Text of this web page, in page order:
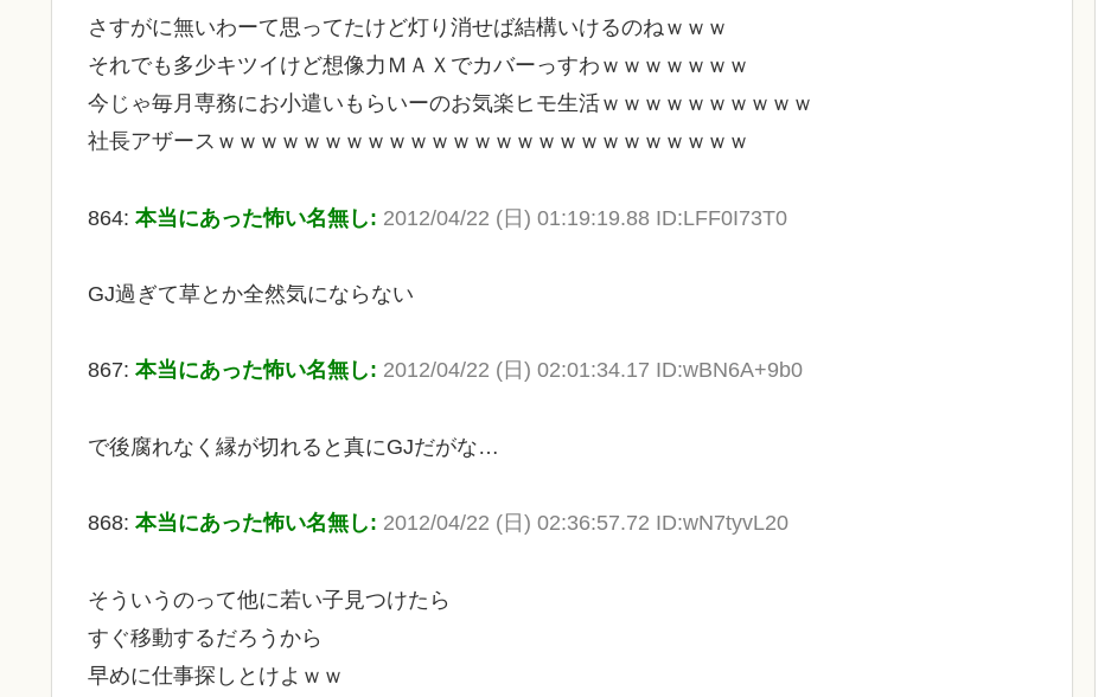
さすがに無いわーて思ってたけど灯り消せば結構いけるのねｗｗｗ
それでも多少キツイけど想像力ＭＡＸでカバーっすわｗｗｗｗｗｗｗ
今じゃ毎月専務にお小遣いもらいーのお気楽ヒモ生活ｗｗｗｗｗｗｗｗｗｗ
社長アザースｗｗｗｗｗｗｗｗｗｗｗｗｗｗｗｗｗｗｗｗｗｗｗｗｗ
864: 本当にあった怖い名無し: 2012/04/22 (日) 01:19:19.88 ID:LFF0I73T0
GJ過ぎて草とか全然気にならない
867: 本当にあった怖い名無し: 2012/04/22 (日) 02:01:34.17 ID:wBN6A+9b0
で後腐れなく縁が切れると真にGJだがな…
868: 本当にあった怖い名無し: 2012/04/22 (日) 02:36:57.72 ID:wN7tyvL20
そういうのって他に若い子見つけたら
すぐ移動するだろうから
早めに仕事探しとけよｗｗ